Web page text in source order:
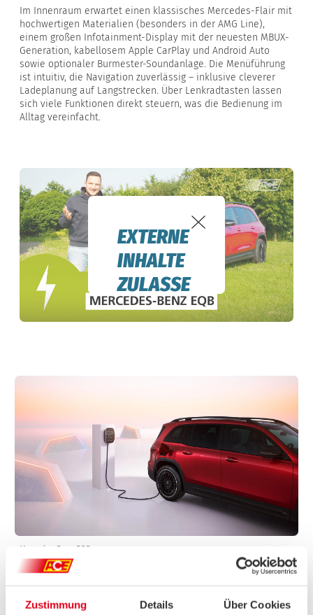
Zustimmung Details Über Cookies
Im Innenraum erwartet einen klassisches Mercedes-Flair mit
hochwertigen Materialien (besonders in der AMG Line),
einem großen Infotainment-Display mit der neuesten MBUX-
Generation, kabellosem Apple CarPlay und Android Auto
sowie optionaler Burmester-Soundanlage. Die Menüführung
ist intuitiv, die Navigation zuverlässig – inklusive cleverer
Ladeplanung auf Langstrecken. Über Lenkradtasten lassen
sich viele Funktionen direkt steuern, was die Bedienung im
Alltag vereinfacht.
EXTERNE
INHALTE
ZULASSE
N
aktivieren Sie die
Wiedergabe und
akzeptieren die
Verwendung
unserer Cookies.
Cookies
Mercedes-Benz EQB
MINUSPUNKTE: LADEN UND VERBRAUCH
Beim Thema Effizienz zeigen sich jedoch Schwächen: Die
nutzbare Akkukapazität liegt bei 66,5 kWh – das ist für ein
Fahrzeug dieser Größe knapp bemessen. Der Verbrauch liegt